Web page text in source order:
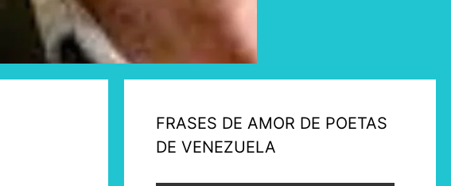
FRASES DE AMOR DE POETAS
DE VENEZUELA